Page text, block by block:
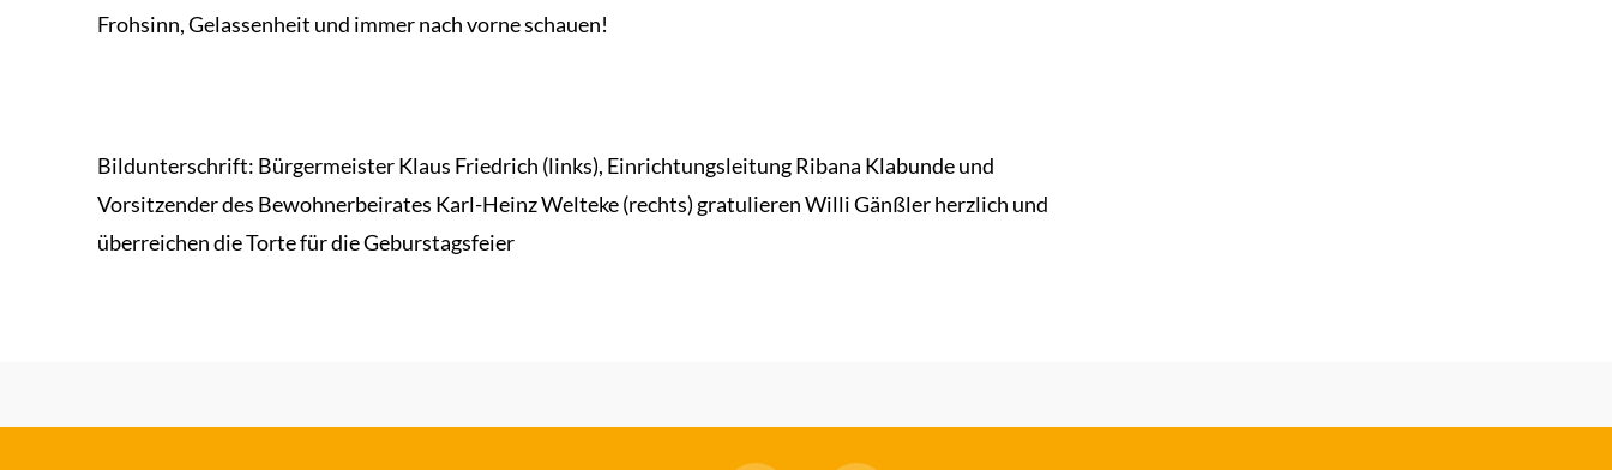
Frohsinn, Gelassenheit und immer nach vorne schauen!
Bildunterschrift: Bürgermeister Klaus Friedrich (links), Einrichtungsleitung Ribana Klabunde und
Vorsitzender des Bewohnerbeirates Karl-Heinz Welteke (rechts) gratulieren Willi Gänßler herzlich und
überreichen die Torte für die Geburstagsfeier